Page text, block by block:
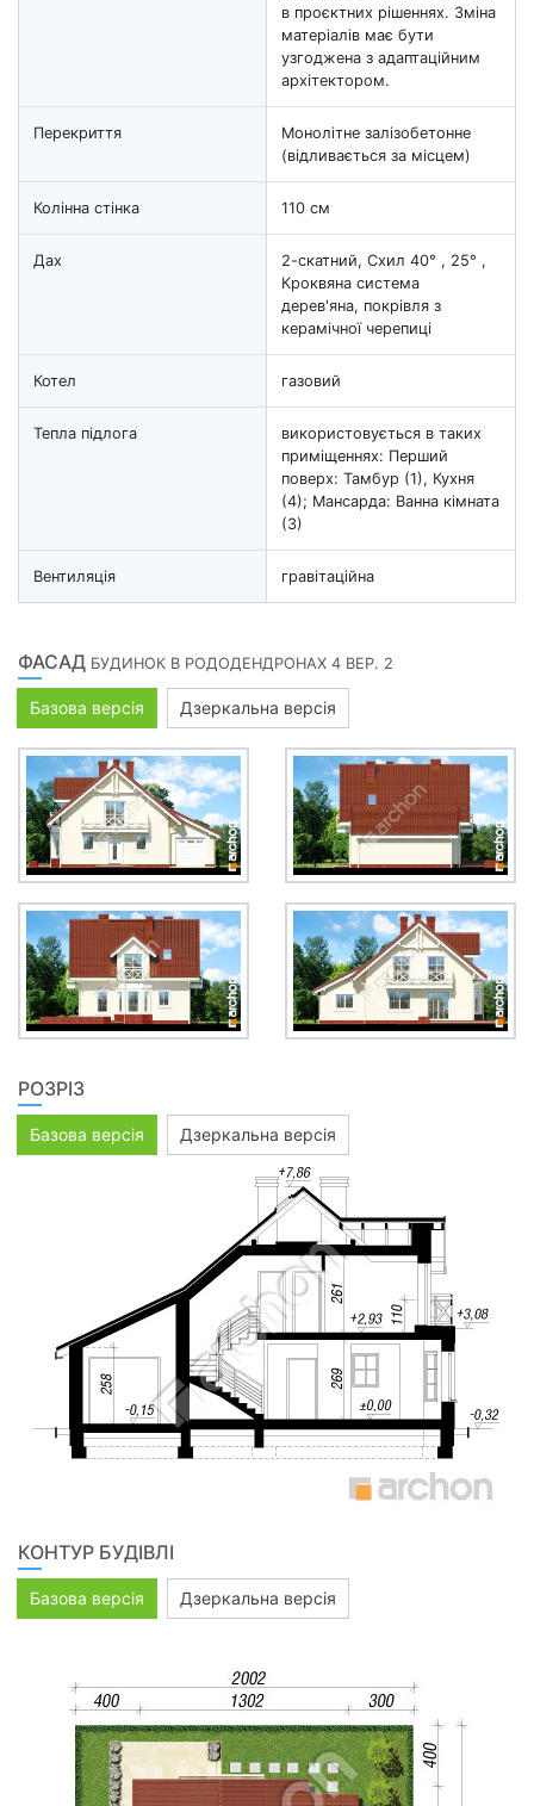
в проєктних рішеннях. Зміна
матеріалів має бути
узгоджена з адаптаційним
архітектором.
Перекриття
Монолітне залізобетонне
(відливається за місцем)
Колінна стінка 110 см
Дах
2-скатний, Схил 40° , 25° ,
Кроквяна система
дерев'яна, покрівля з
керамічної черепиці
Котел газовий
Тепла підлога
використовується в таких
приміщеннях: Перший
поверх: Тамбур (1), Кухня
(4); Мансарда: Ванна кімната
(3)
Вентиляція гравітаційна
ФАСАД БУДИНОК В РОДОДЕНДРОНАХ 4 ВЕР. 2
Базова версія Дзеркальна версія
РОЗРІЗ
Базова версія Дзеркальна версія
КОНТУР БУДІВЛІ
Базова версія Дзеркальна версія